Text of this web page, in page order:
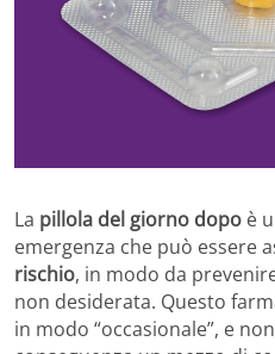
La pillola del giorno dopo è
emergenza che può essere
rischio, in modo da
non desiderata. Questo
in modo “occasionale”, e